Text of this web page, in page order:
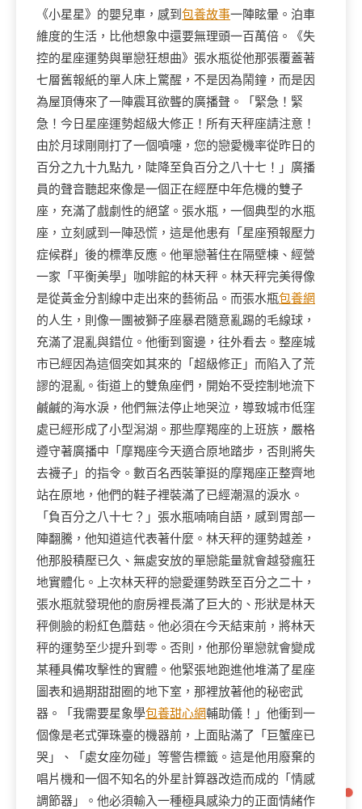
《小星星》的嬰兒車，感到 包養故事一陣眩暈。泊車
維度的生活，比他想象中還要無理頭一百萬倍。《失
控的星座運勢與單戀狂想曲》張水瓶從他那張覆蓋著
七層舊報紙的單人床上驚醒，不是因為鬧鐘，而是因
為屋頂傳來了一陣震耳欲聾的廣播聲。「緊急！緊
急！今日星座運勢超級大修正！所有天秤座請注意！
由於月球剛剛打了一個噴嚏，您的戀愛機率從昨日的
百分之九十九點九，陡降至負百分之八十七！」廣播
員的聲音聽起來像是一個正在經歷中年危機的雙子
座，充滿了戲劇性的絕望。張水瓶，一個典型的水瓶
座，立刻感到一陣恐慌，這是他患有「星座預報壓力
症候群」後的標準反應。他單戀著住在隔壁棟、經營
一家「平衡美學」咖啡館的林天秤。林天秤完美得像
是從黃金分割線中走出來的藝術品。而張水瓶包養網
的人生，則像一團被獅子座暴君隨意亂踢的毛線球，
充滿了混亂與錯位。他衝到窗邊，往外看去。整座城
市已經因為這個突如其來的「超級修正」而陷入了荒
謬的混亂。街道上的雙魚座們，開始不受控制地流下
鹹鹹的海水淚，他們無法停止地哭泣，導致城市低窪
處已經形成了小型潟湖。那些摩羯座的上班族，嚴格
遵守著廣播中「摩羯座今天適合原地踏步，否則將失
去襪子」的指令。數百名西裝筆挺的摩羯座正整齊地
站在原地，他們的鞋子裡裝滿了已經潮濕的淚水。
「負百分之八十七？」張水瓶喃喃自語，感到胃部一
陣翻騰，他知道這代表著什麼。林天秤的運勢越差，
他那股積壓已久、無處安放的單戀能量就會越發瘋狂
地實體化。上次林天秤的戀愛運勢跌至百分之二十，
張水瓶就發現他的廚房裡長滿了巨大的、形狀是林天
秤側臉的粉紅色蘑菇。他必須在今天結束前，將林天
秤的運勢至少提升到零。否則，他那份單戀就會變成
某種具備攻擊性的實體。他緊張地跑進他堆滿了星座
圖表和過期甜甜圈的地下室，那裡放著他的秘密武
器。「我需要星象學包養甜心網輔助儀！」他衝到一
個像是老式彈珠臺的機器前，上面貼滿了「巨蟹座已
哭」、「處女座勿碰」等警告標籤。這是他用廢棄的
唱片機和一個不知名的外星計算器改造而成的「情感
調節器」。他必須輸入一種極具感染力的正面情緒作